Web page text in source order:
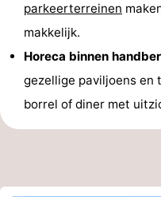
parkeerterreinen
makkelijk.
Horeca binnen
gezellige paviljoens en
borrel of diner met